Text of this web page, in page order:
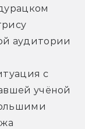
аудитории
с
учёной